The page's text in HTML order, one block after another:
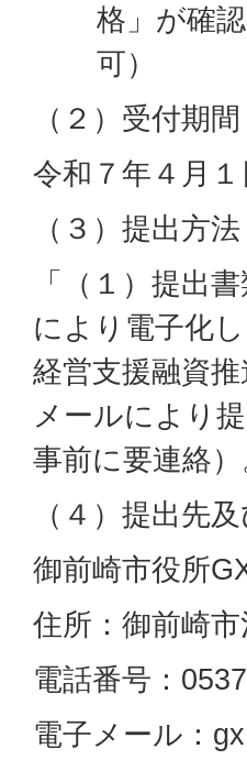
格」が確
可）
（２）受付期間
令和７年４月
（３）提出方法
「（１）提出
により電子化
経営支援融資
メールにより
事前に要連絡）
（４）提出先
御前崎市役所
住所：御前崎
電話番号：
電子メール：